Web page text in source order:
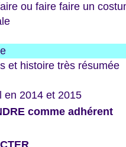
ou faire faire un
et histoire très résumée
en 2014 et 2015
comme adhérent